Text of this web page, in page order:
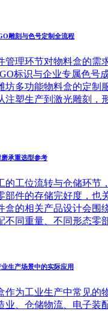
雕刻与色号定制全流程
管理环节对物料盒的需
标识与企业专属色号
坊多功能物料盒的定制
注塑生产到激光雕刻，
承重选型参考
的工位流转与仓储环节
部件的存储完好度，也
盒的相关产品设计会围
不同重量、不同形态零
生产场景中的实际应用
作为工业生产中常见的
业、仓储物流、电子装